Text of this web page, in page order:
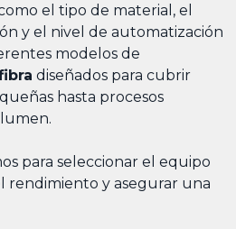
el tipo de material, el
y el nivel de automatización
modelos de
diseñados para cubrir
hasta procesos
para seleccionar el equipo
rendimiento y asegurar una